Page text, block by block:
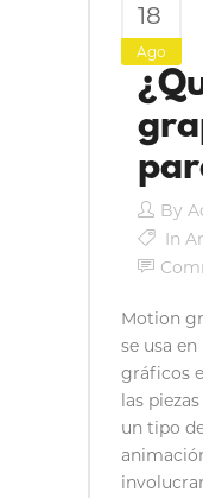
18
Ago
By
In
Motion
se usa
gráficos
las
un tipo